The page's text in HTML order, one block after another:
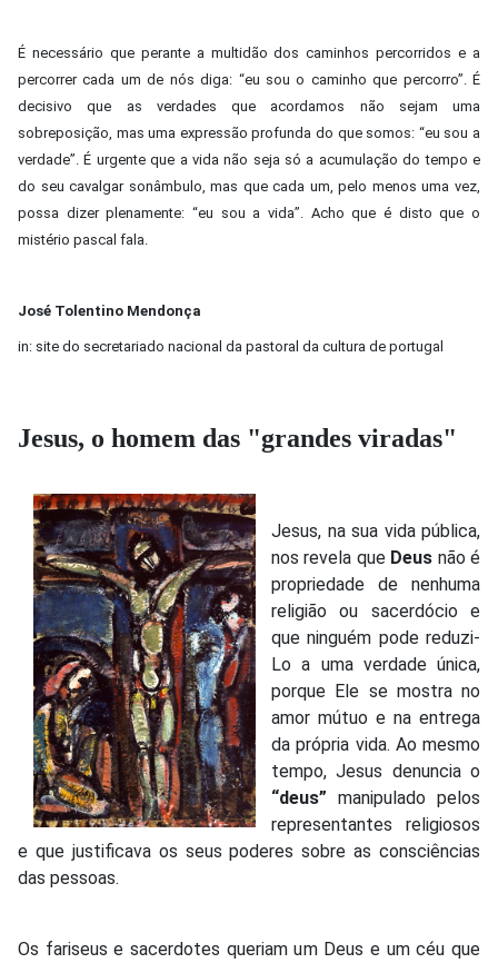
É necessário que perante a multidão dos caminhos percorridos e a
percorrer cada um de nós diga: “eu sou o caminho que percorro”. É
decisivo que as verdades que acordamos não sejam uma
sobreposição, mas uma expressão profunda do que somos: “eu sou a
verdade”. É urgente que a vida não seja só a acumulação do tempo e
do seu cavalgar sonâmbulo, mas que cada um, pelo menos uma vez,
possa dizer plenamente: “eu sou a vida”. Acho que é disto que o
mistério pascal fala.
José Tolentino Mendonça
in: site do secretariado nacional da pastoral da cultura de portugal
Jesus, o homem das "grandes viradas"
Jesus, na sua vida pública,
nos revela que Deus não é
propriedade de nenhuma
religião ou sacerdócio e
que ninguém pode reduzi-
Lo a uma verdade única,
porque Ele se mostra no
amor mútuo e na entrega
da própria vida. Ao mesmo
tempo, Jesus denuncia o
“deus” manipulado pelos
representantes religiosos
e que justificava os seus poderes sobre as consciências
das pessoas.
Os fariseus e sacerdotes queriam um Deus e um céu que